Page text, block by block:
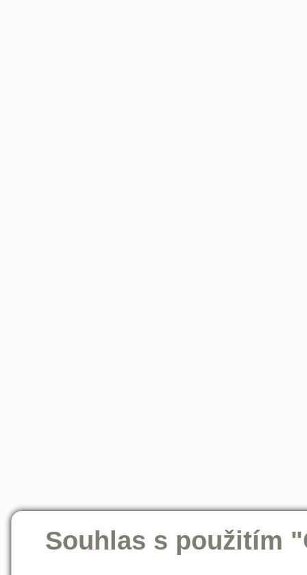
Souhlas s použitím